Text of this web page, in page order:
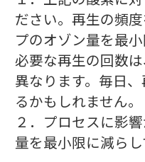
ださい。再生の頻
プのオゾン量を最
必要な再生の回数
異なります。毎日
るかもしれません。
２．プロセスに影
量を最小限に減らし